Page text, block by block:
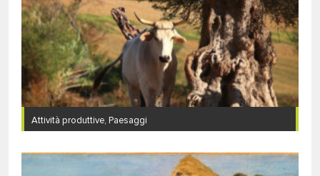
Attività produttive, Paesaggi